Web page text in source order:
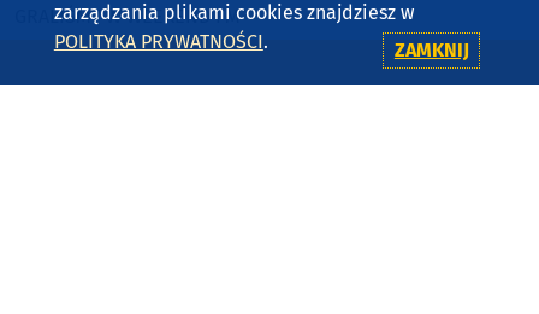
GRALIŚMY W WEEKEND FM
CZĘSTOTLIWOŚCI
zarządzania plikami cookies znajdziesz w
POLITYKA PRYWATNOŚCI. ZAMKNIJ